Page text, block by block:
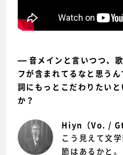
音メインと言いつつ、
フが含まれてるなと思う
詞にもっとこだわりたい
か？
Hiyn（Vo. /
こう見えて文
節はあるかと。